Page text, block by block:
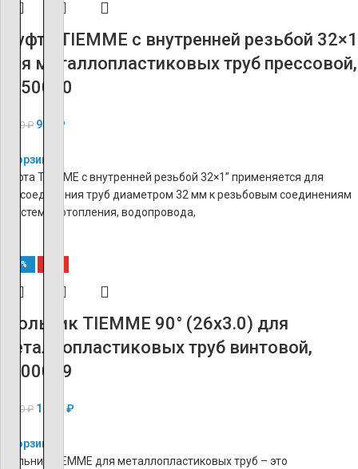
Муфта TIEMME с внутренней резьбой 32×1
для металлопластиковых труб прессовой,
1650050
2 450₽ 980 ₽
В корзину
Муфта TIEMME с внутренней резьбой 32×1’’ применяется для
подсоединения труб диаметром 32 мм к резьбовым соединениям
в системах отопления, водопровода,
-60%
Угольник TIEMME 90° (26х3.0) для
металлопластиковых труб винтовой,
1600019
2 540₽ 1 016 ₽
В корзину
Угольник TIEMME для металлопластиковых труб – это